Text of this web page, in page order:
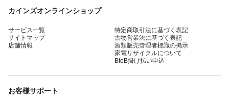
カインズオンラインショップ
サービス一覧
サイトマップ
店舗情報
特定商取引法に基づく表記
古物営業法に基づく表記
酒類販売管理者標識の掲示
家電リサイクルについて
BtoB掛け払い申込
お客様サポート